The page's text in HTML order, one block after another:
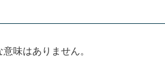
味はありません。